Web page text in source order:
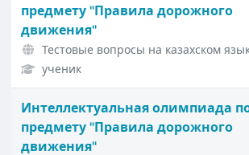
предмету "Правила дорожного
движения"
Тестовые вопросы на казахском
ученик
Интеллектуальная олимпиада
предмету "Правила дорожного
движения"